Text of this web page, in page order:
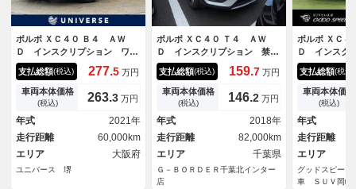
ボルボ ＸＣ４０ Ｂ４ ＡＷ
Ｄ インスクリプション ワン
オーナー 全周囲カメラ 革シ
ート ハンズフリーパワーバッ
クドア ハーマンカードンサウ
ンド ワイヤレスチャージン
グ 前席シートヒーター 前
席パワーシート ステアリング
ヒーター 純正１９インチＡＷ
支払総額(税込) 277.5 万円
車両本体価格
(税込) 263.3 万円
年式
2021年
走行距離
60,000km
エリア
大阪府
ユニバース 堺
ボルボ ＸＣ４０ Ｔ４ ＡＷ
Ｄ インスクリプション 禁煙
車 ハーマンカードンサウンド
システム 純正９インチナビ
アラウンドビューモニター ア
ダプティブクルーズコントー
ル 赤革シートシートヒータ
ー ＥＴＣ クリアランスソナ
ー ルーフレール
支払総額(税込) 159.7 万円
車両本体価格
(税込) 146.2 万円
年式
2018年
走行距離
82,000km
エリア
千葉県
Ｇ－ＢＯＲＤＥＲ千葉北インター
店
ボルボ ＸＣ
Ｄ インスク
ｐｌｅＣａｒ
カメラ／ベー
ドアシスト／
／フルセグ／
パーキングア
ングヒーター
／レーンキー
支払総額(税込)
車両本体価格
(税込)
年式
走行距離
エリア
グッドスピー
車 ＳＵＶ岡崎